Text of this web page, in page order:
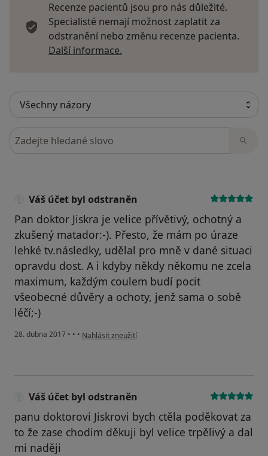
Recenze pacientů jsou pro nás důležité.
Specialisté nemají možnost zaplatit za
odstranění nebo změnu recenze pacienta.
Další informace.
Hledejte v názorech
Váš účet byl odstraněn
Pan doktor Jiskra je velice přívětivý, ochotný a
zkušený matador:-). Přesto, že mám po úraze
lehké tv.následky, udělal pro mně v dané situaci
opravdu dost. A i kdyby někdy někomu ne zcela
maximum, každým coulem budí pocit
všeobecné důvěry a ochoty, jenž sama o sobě
léčí;-)
28. dubna 2017 • • • podle názoru uživatele Váš účet byl odstraněn
Nahlásit zneužití
Váš účet byl odstraněn
panu doktorovi Jiskrovi bych ctěla poděkovat za
to že zase chodim děkuji byl velice trpělivý a dal
mi naději